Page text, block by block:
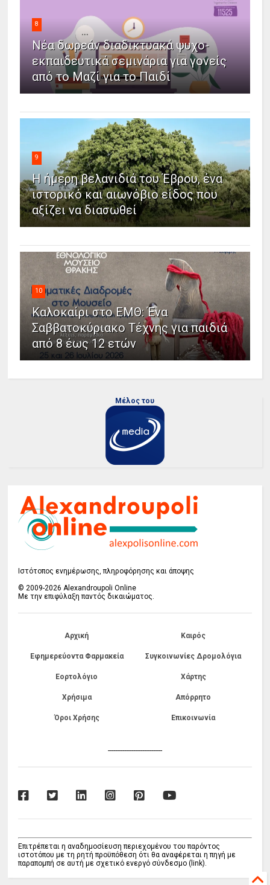
8
Νέα δωρεάν διαδικτυακά ψυχο-
εκπαιδευτικά σεμινάρια για γονείς
από το Μαζί για το Παιδί
9
Η ήμερη βελανιδιά του Έβρου, ένα
ιστορικό και αιωνόβιο είδος που
αξίζει να διασωθεί
10
Καλοκαίρι στο ΕΜΘ: Ένα
Σαββατοκύριακο Τέχνης για παιδιά
από 8 έως 12 ετών
Μέλος του
Ιστότοπος ενημέρωσης, πληροφόρησης και άποψης
© 2009-2026 Alexandroupoli Online
Με την επιφύλαξη παντός δικαιώματος.
Αρχική Καιρός
Εφημερεύοντα Φαρμακεία Συγκοινωνίες Δρομολόγια
Εορτολόγιο Χάρτης
Χρήσιμα Απόρρητο
Όροι Χρήσης Επικοινωνία
------------------------------
Επιτρέπεται η αναδημοσίευση περιεχομένου του παρόντος
ιστοτόπου με τη ρητή προϋπόθεση ότι θα αναφέρεται η πηγή με
παραπομπή σε αυτή με σχετικό ενεργό σύνδεσμο (link).